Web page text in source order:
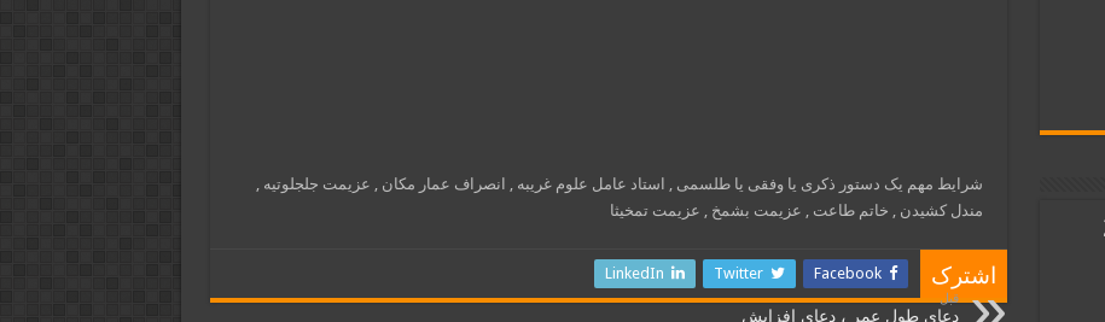
شرایط مهم یک دستور ذکری یا وفقی یا طلسمی , استاد عامل علوم غریبه , انصراف عمار مکان , عزیمت جلجلوتیه ,
مندل کشیدن , خاتم طاعت , عزیمت بشمخ , عزیمت تمخیثا
اشترک Facebook
Twitter
LinkedIn
قبل
دعاى طول عمر ، دعای افزایش